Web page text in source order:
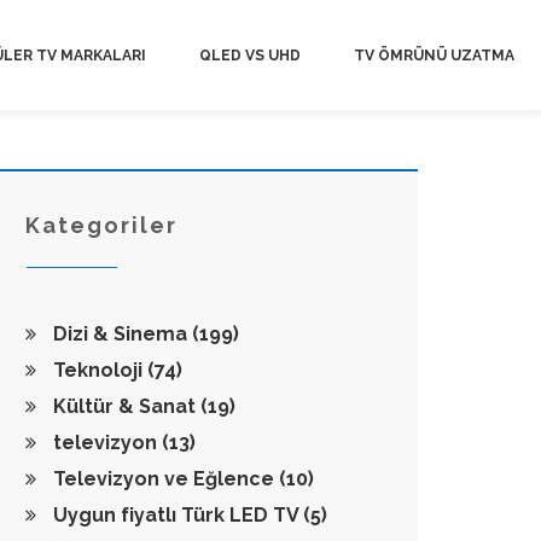
TV MARKALARI QLED VS UHD TV ÖMRÜNÜ UZATMA
Kategoriler
Dizi & Sinema (199)
Teknoloji (74)
Kültür & Sanat (19)
televizyon (13)
Televizyon ve Eğlence (10)
Uygun fiyatlı Türk LED TV (5)